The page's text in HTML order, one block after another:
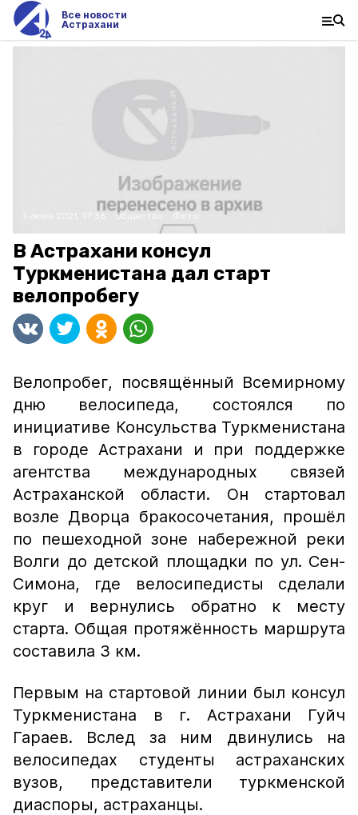
Все новости
Астрахани
Общество
В Астрахани консул
Туркменистана дал старт
велопробегу
Велопробег, посвящённый Всемирному
дню велосипеда, состоялся по
инициативе Консульства Туркменистана
в городе Астрахани и при поддержке
агентства международных связей
Астраханской области. Он стартовал
возле Дворца бракосочетания, прошёл
по пешеходной зоне набережной реки
Волги до детской площадки по ул. Сен-
Симона, где велосипедисты сделали
круг и вернулись обратно к месту
старта. Общая протяжённость маршрута
составила 3 км.
Первым на стартовой линии был консул
Туркменистана в г. Астрахани Гуйч
Гараев. Вслед за ним двинулись на
велосипедах студенты астраханских
вузов, представители туркменской
диаспоры, астраханцы.